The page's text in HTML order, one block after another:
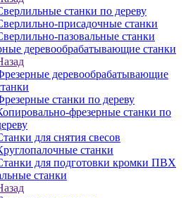
станки по дереву
присадочные станки
пазовальные станки
деревообрабатывающие станки
деревообрабатывающие
станки по дереву
фрезерные станки по
для снятия свесов
станки
для подготовки кромки ПВХ
станки